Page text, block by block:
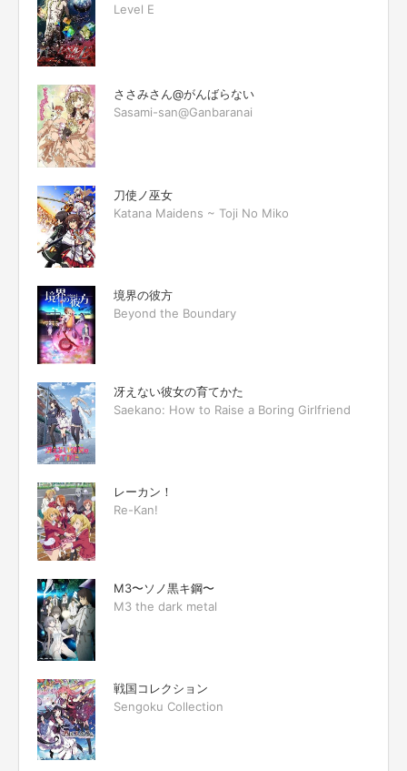
Level E
ささみさん@がんばらない
Sasami-san@Ganbaranai
刀使ノ巫女
Katana Maidens ~ Toji No Miko
境界の彼方
Beyond the Boundary
冴えない彼女の育てかた
Saekano: How to Raise a Boring Girlfriend
レーカン！
Re-Kan!
M3〜ソノ黒キ鋼〜
M3 the dark metal
戦国コレクション
Sengoku Collection